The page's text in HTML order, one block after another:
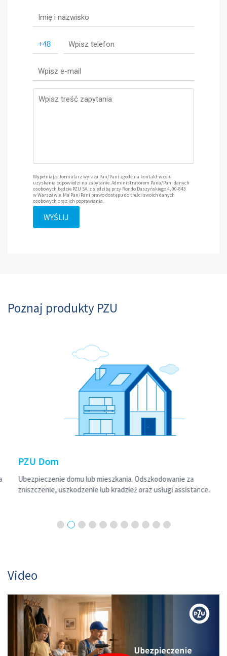
Wypełniając formularz wyraża Pan/Pani zgodę na kontakt w celu
uzyskania odpowiedzi na zapytanie. Administratorem Pana/Pani danych
osobowych będzie PZU SA, z siedzibą przy Rondo Daszyńskiego 4, 00-843
w Warszawie. Ma Pan/Pani prawo dostępu do treści swoich danych
osobowych oraz ich poprawiania.
WYŚLIJ
Poznaj produkty PZU
PZU Dom
Ubezpieczenie domu lub mieszkania. Odszkodowanie za
zniszczenie, uszkodzenie lub kradzież oraz usługi assistance.
Video